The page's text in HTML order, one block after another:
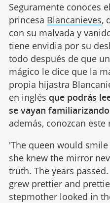
Seguramente conoces
princesa Blancanieves,
con su malvada y
tiene envidia por su
todo después de que
mágico le dice que la
propia hijastra
en inglés que podrás
se vayan
además, conozcan
'The queen would
she knew the mirror
truth. The years
grew prettier and
stepmother looked in